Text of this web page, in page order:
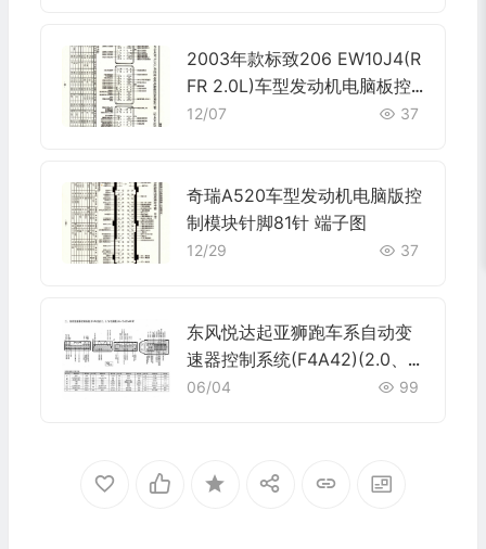
2003年款标致206 EW10J4(R
FR 2.0L)车型发动机电脑板控
制模块针脚32+48+32针 端子
12/07 37
奇瑞A520车型发动机电脑版控
制模块针脚81针 端子图
12/29 37
东风悦达起亚狮跑车系自动变
速器控制系统(F4A42)(2.0、2.
7)电脑板 26+16+22+40针端
06/04 99